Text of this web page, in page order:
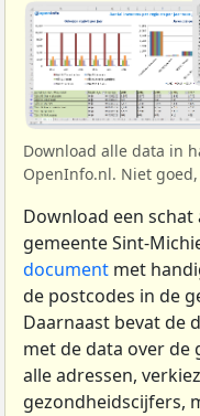
Download alle data in
OpenInfo.nl. Niet
Download een
gemeente Sint-
document met
de postcodes in de
Daarnaast bevat de
met de data over de
alle adressen,
gezondheidscijfers,